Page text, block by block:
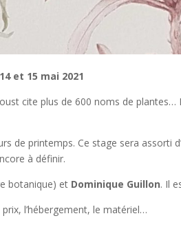
et 15 mai 2021
cite plus de 600 noms de
de printemps. Ce stage sera assorti
à définir.
botanique) et Dominique Guillon. Il
l’hébergement, le matériel…